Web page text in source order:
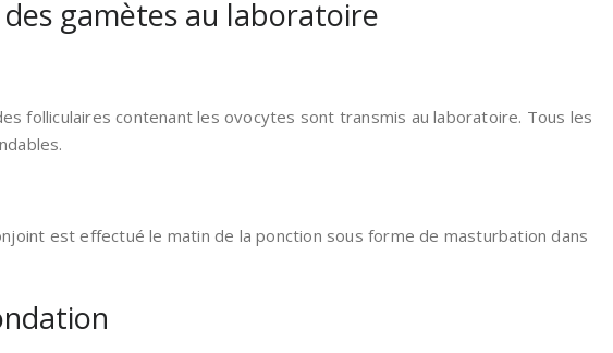
gamètes au laboratoire
folliculaires contenant les ovocytes sont transmis au laboratoire. Tous les
est effectué le matin de la ponction sous forme de masturbation dans